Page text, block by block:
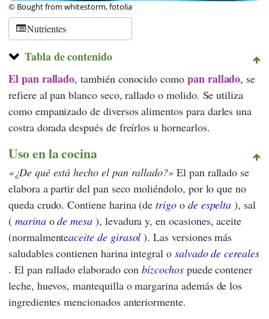
© Bought from whitestorm, fotolia
Nutrientes
Tabla de contenido
El pan rallado, también conocido como pan rallado, se
refiere al pan blanco seco, rallado o molido. Se utiliza
como empanizado de diversos alimentos para darles una
costra dorada después de freírlos u hornearlos.
Uso en la cocina
¿De qué está hecho el pan rallado? El pan rallado se
elabora a partir del pan seco moliéndolo, por lo que no
queda crudo. Contiene harina (detrigoo de espelta ), sal
( marinaode mesa ), levadura y, en ocasiones, aceite
(normalmenteaceite de girasol ). Las versiones más
saludables contienen harina integral o salvado de cereales
. El pan rallado elaborado conbizcochospuede contener
leche, huevos, mantequilla o margarina además de los
ingredientes mencionados anteriormente.